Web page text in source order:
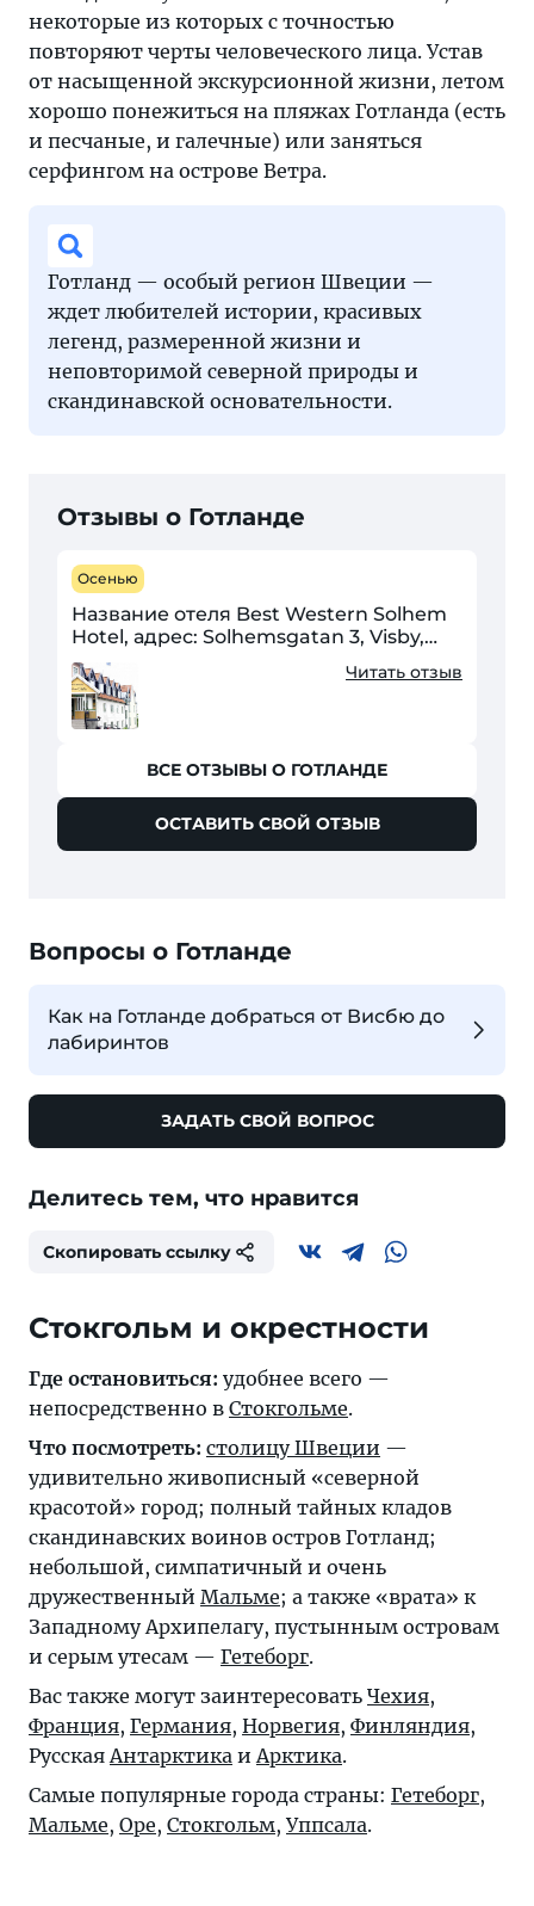
некоторые из которых с точностью
повторяют черты человеческого лица. Устав
от насыщенной экскурсионной жизни, летом
хорошо понежиться на пляжах Готланда (есть
и песчаные, и галечные) или заняться
серфингом на острове Ветра.
Готланд — особый регион Швеции —
ждет любителей истории, красивых
легенд, размеренной жизни и
неповторимой северной природы и
скандинавской основательности.
Отзывы о Готланде
Осенью
Название отеля Best Western Solhem
Hotel, адрес: Solhemsgatan 3, Visby,
Sweden В июле 2013 был в этом отеле.
Иммигрантка уборщица решила, что я
курил в номере, после чего
персонал...
Читать отзыв
ВСЕ ОТЗЫВЫ О ГОТЛАНДЕ
ОСТАВИТЬ СВОЙ ОТЗЫВ
Вопросы о Готланде
Как на Готланде добраться от Висбю до
лабиринтов
ЗАДАТЬ СВОЙ ВОПРОС
Делитесь тем, что нравится
Скопировать ссылку
Стокгольм и окрестности
Где остановиться: удобнее всего —
непосредственно в Стокгольме.
Что посмотреть: столицу Швеции —
удивительно живописный «северной
красотой» город; полный тайных кладов
скандинавских воинов остров Готланд;
небольшой, симпатичный и очень
дружественный Мальме; а также «врата» к
Западному Архипелагу, пустынным островам
и серым утесам — Гетеборг.
Вас также могут заинтересовать Чехия,
Франция, Германия, Норвегия, Финляндия,
Русская Антарктика и Арктика.
Самые популярные города страны: Гетеборг,
Мальме, Оре, Стокгольм, Уппсала.